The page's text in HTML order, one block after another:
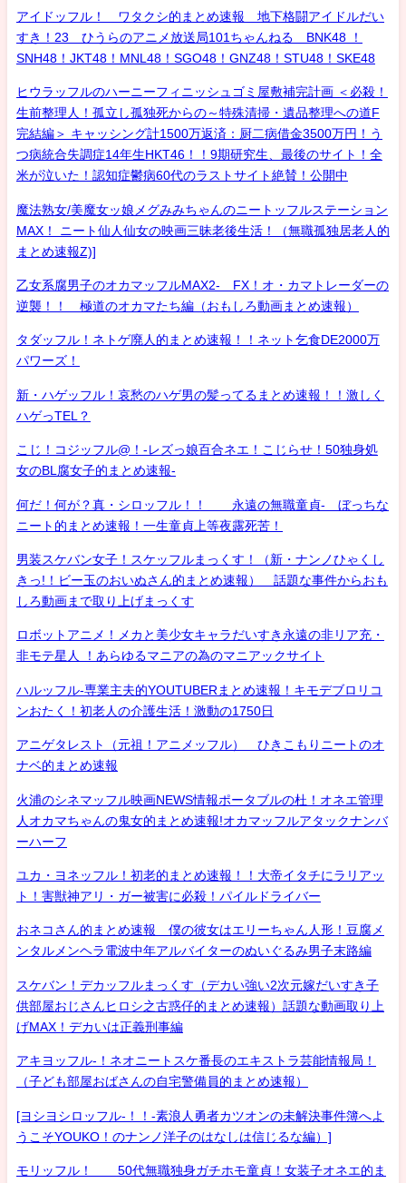
アイドッフル！ ワタクシ的まとめ速報 地下格闘アイドルだい
すき！23 ひうらのアニメ放送局101ちゃんねる BNK48 ！
SNH48！JKT48！MNL48！SGO48！GNZ48！STU48！SKE48
ヒウラッフルのハーニーフィニッシュゴミ屋敷補完計画 ＜必殺！
生前整理人！孤立し孤独死からの～特殊清掃・遺品整理への道F
完結編＞ キャッシング計1500万返済：厨二病借金3500万円！う
つ病統合失調症14年生HKT46！！9期研究生、最後のサイト！全
米が泣いた！認知症鬱病60代のラストサイト絶賛！公開中
魔法熟女/美魔女ッ娘メグみみちゃんのニートッフルステーション
MAX！ ニート仙人仙女の映画三昧老後生活！（無職孤独居老人的
まとめ速報Z)]
乙女系腐男子のオカマッフルMAX2- FX！オ・カマトレーダーの
逆襲！！ 極道のオカマたち編（おもしろ動画まとめ速報）
タダッフル！ネトゲ廃人的まとめ速報！！ネット乞食DE2000万
パワーズ！
新・ハゲッフル！哀愁のハゲ男の髪ってるまとめ速報！！激しく
ハゲっTEL？
こじ！コジッフル@！-レズっ娘百合ネエ！こじらせ！50独身処
女のBL腐女子的まとめ速報-
何だ！何が？真・シロッフル！！ 永遠の無職童貞- ぼっちな
ニート的まとめ速報！一生童貞上等夜露死苦！
男装スケバン女子！スケッフルまっくす！（新・ナンノひゃくし
きっ!！ビー玉のおいぬさん的まとめ速報） 話題な事件からおも
しろ動画まで取り上げまっくす
ロボットアニメ！メカと美少女キャラだいすき永遠の非リア充・
非モテ星人 ！あらゆるマニアの為のマニアックサイト
ハルッフル-専業主夫的YOUTUBERまとめ速報！キモデブロリコ
ンおたく！初老人の介護生活！激動の1750日
アニゲタレスト（元祖！アニメッフル） ひきこもりニートのオ
ナベ的まとめ速報
火浦のシネマッフル映画NEWS情報ポータブルの杜！オネエ管理
人オカマちゃんの鬼女的まとめ速報!オカマッフルアタックナンバ
ーハーフ
ユカ・ヨネッフル！初老的まとめ速報！！大帝イタチにラリアッ
ト！害獣神アリ・ガー被害に必殺！パイルドライバー
おネコさん的まとめ速報 僕の彼女はエリーちゃん人形！豆腐メ
ンタルメンヘラ電波中年アルバイターのぬいぐるみ男子末路編
スケバン！デカッフルまっくす（デカい強い2次元嫁だいすき子
供部屋おじさんヒロシ之古惑仔的まとめ速報）話題な動画取り上
げMAX！デカいは正義刑事編
アキヨッフル-！ネオニートスケ番長のエキストラ芸能情報局！
（子ども部屋おばさんの自宅警備員的まとめ速報）
[ヨシヨシロッフル-！！-素浪人勇者カツオンの未解決事件簿へよ
うこそYOUKO！のナンノ洋子のはなしは信じるな編）]
モリッフル！ 50代無職独身ガチホモ童貞！女装子オネエ的ま